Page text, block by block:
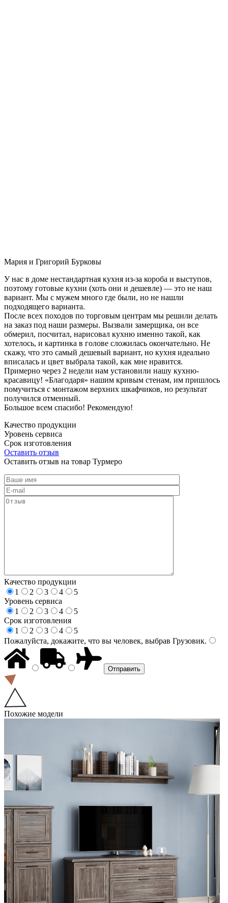
Мария и Григорий Бурковы
У нас в доме нестандартная кухня из-за короба и выступов,
поэтому готовые кухни (хоть они и дешевле) — это не наш
вариант. Мы с мужем много где были, но не нашли
подходящего варианта.
После всех походов по торговым центрам мы решили делать
на заказ под наши размеры. Вызвали замерщика, он все
обмерил, посчитал, нарисовал кухню именно такой, как
хотелось, и картинка в голове сложилась окончательно. Не
скажу, что это самый дешевый вариант, но кухня идеально
вписалась и цвет выбрала такой, как мне нравится.
Примерно через 2 недели нам установили нашу кухню-
красавицу! «Благодаря» нашим кривым стенам, им пришлось
помучиться с монтажом верхних шкафчиков, но результат
получился отменный.
Большое всем спасибо! Рекомендую!
Качество продукции
Уровень сервиса
Срок изготовления
Оставить отзыв
Оставить отзыв на товар Турмеро
Качество продукции
1
2 3 4
5
Уровень сервиса
1
2 3 4
5
Срок изготовления
1
2 3 4
5
Пожалуйста, докажите, что вы человек, выбрав Грузовик.
Похожие модели